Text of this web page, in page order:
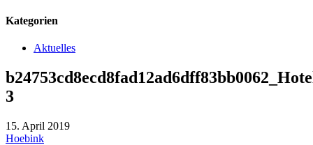
Kategorien
Aktuelles
3
15. April 2019
Hoebink